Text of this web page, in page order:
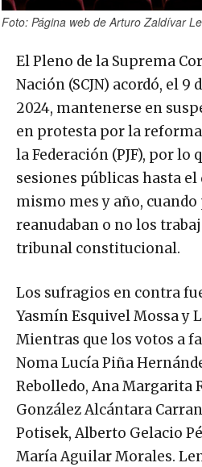
Foto: Página web de Arturo Zaldívar
El Pleno de la Suprema
Nación (SCJN) acordó, el 9
2024, mantenerse en
en protesta por la reforma
la Federación (PJF), por lo
sesiones públicas hasta el
mismo mes y año,
reanudaban o no los
tribunal constitucional.
Los sufragios en contra
Yasmín Esquivel Mossa y
Mientras que los votos a
Noma Lucía Piña
Rebolledo, Ana Margarita
González Alcántara
Potisek, Alberto Gelacio
María Aguilar Morales.